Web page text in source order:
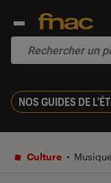
NOS GUIDES DE
Culture